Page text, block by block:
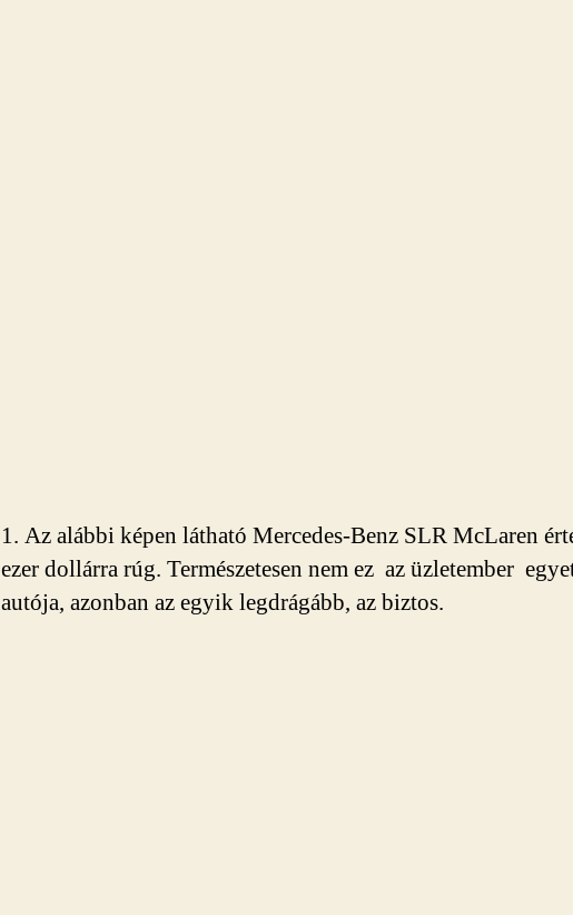
1. Az alábbi képen látható Mercedes-Benz SLR McLaren
ezer dollárra rúg. Természetesen nem ez az üzletember
autója, azonban az egyik legdrágább, az biztos.